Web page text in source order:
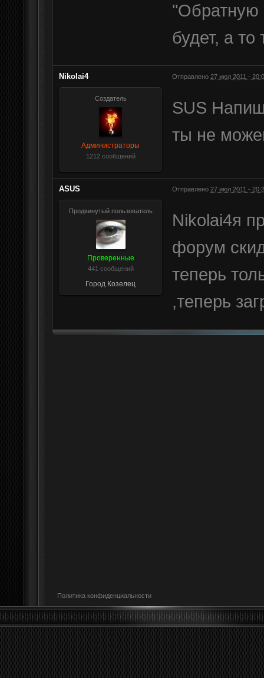
"Обратную
будет, а
Nikolai4 Отправлено 27 июл 2011 -
Создатель
Администраторы
1212 сообщений
SUS
ты не
ASUS Отправлено 27 июл 2011 -
Продвинутый пользователь
Проверенные
441 сообщений
Город Козелец
Nikolai4я
форум
теперь
,теперь
Политика конфиденциальности